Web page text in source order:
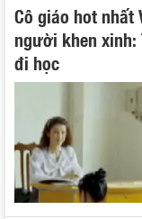
Cô giáo hot nhất
người khen xinh:
đi học